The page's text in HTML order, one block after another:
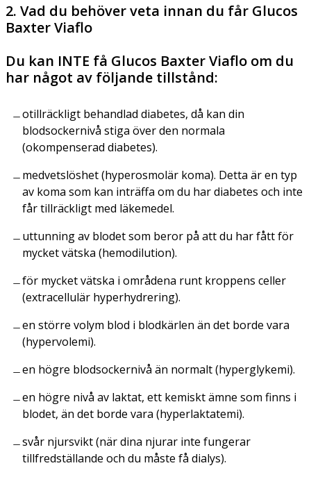
2. Vad du behöver veta innan du får Glucos
Baxter Viaflo
Du kan INTE få Glucos Baxter Viaflo om du
har något av följande tillstånd:
otillräckligt behandlad diabetes, då kan din
blodsockernivå stiga över den normala
(okompenserad diabetes).
medvetslöshet (hyperosmolär koma). Detta är en typ
av koma som kan inträffa om du har diabetes och inte
får tillräckligt med läkemedel.
uttunning av blodet som beror på att du har fått för
mycket vätska (hemodilution).
för mycket vätska i områdena runt kroppens celler
(extracellulär hyperhydrering).
en större volym blod i blodkärlen än det borde vara
(hypervolemi).
en högre blodsockernivå än normalt (hyperglykemi).
en högre nivå av laktat, ett kemiskt ämne som finns i
blodet, än det borde vara (hyperlaktatemi).
svår njursvikt (när dina njurar inte fungerar
tillfredställande och du måste få dialys).